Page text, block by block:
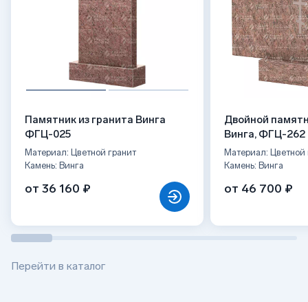
Памятник из гранита Винга
ФГЦ-025
Материал: Цветной гранит
Камень: Винга
от 36 160 ₽
Двойной
Винга, ФГЦ-262
Материал: Цветной
Камень: Винга
от 46 700 ₽
Перейти в каталог